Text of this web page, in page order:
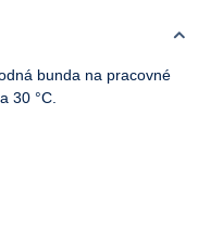
bunda na pracovné
30 °C.